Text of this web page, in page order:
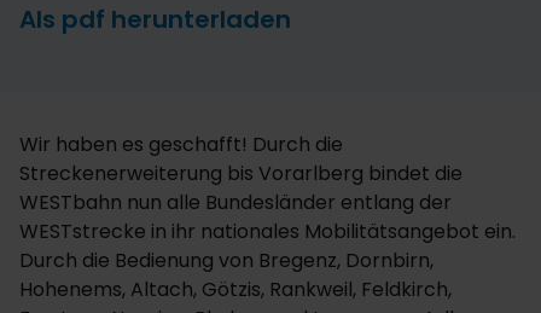
Als pdf herunterladen
Wir haben es geschafft! Durch die
Streckenerweiterung bis Vorarlberg bindet die
WESTbahn nun alle Bundesländer entlang der
WESTstrecke in ihr nationales Mobilitätsangebot ein.
Durch die Bedienung von Bregenz, Dornbirn,
Hohenems, Altach, Götzis, Rankweil, Feldkirch,